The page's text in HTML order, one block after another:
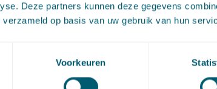
Deze partners kunnen deze gegevens
op basis van uw gebruik van hun
Voorkeuren
vaktijdschrift Ondernemingsrecht Updates,
publicaties bij ondernemingsrechtelijke
studeerde aan de Universiteit Leiden
Rechtsgeleerdheid en de master